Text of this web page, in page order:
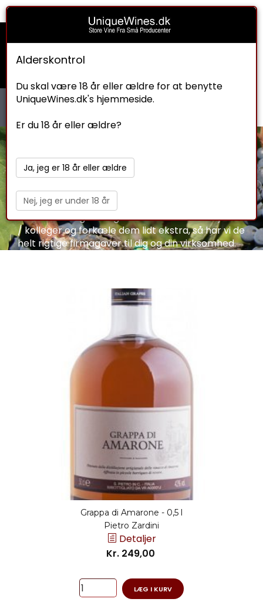
Indkøbskurv Check ud Om os
0
Alderskontrol
Du skal være 18 år eller ældre for at benytte
UniqueWines.dk's hjemmeside.
Er du 18 år eller ældre?
Ja, jeg er 18 år eller ældre
Nej, jeg er under 18 år
Vi leverer eksklusive og skræddersyede vingaver
til enhver lejlighed.Til den vinkyndige som virkelig
værdsætter italienske kvalitetsvine eller til
dender fortjener noget specielt.
Ønsker du at give vingaver til dine medarbejdere
/ kolleger og forkæle dem lidt ekstra, så har vi de
helt rigtige firmagaver til dig og din virksomhed.
Grappa di Amarone - 0,5 l
Pietro Zardini
Detaljer
Kr. 249,00
LÆG I KURV